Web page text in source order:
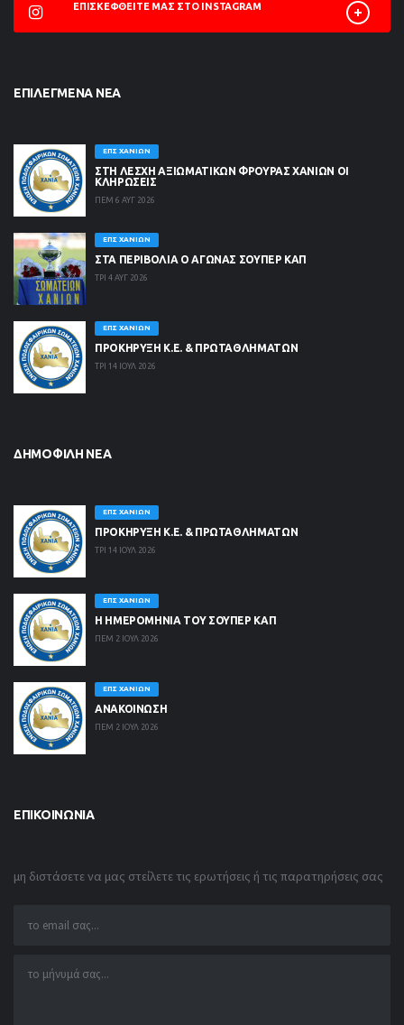
ΕΠΙΣΚΕΦΘΕΊΤΕ ΜΑΣ ΣΤΟ INSTAGRAM
ΕΠΙΛΕΓΜΈΝΑ ΝΈΑ
ΕΠΣ ΧΑΝΊΩΝ
ΣΤΗ ΛΈΣΧΗ ΑΞΙΩΜΑΤΙΚΏΝ ΦΡΟΥΡΆΣ ΧΑΝΊΩΝ ΟΙ
ΚΛΗΡΏΣΕΙΣ
ΠΕΜ 6 ΑΥΓ 2026
ΕΠΣ ΧΑΝΊΩΝ
ΣΤΑ ΠΕΡΙΒΟΛΙΑ Ο ΑΓΩΝΑΣ ΣΟΥΠΕΡ ΚΑΠ
ΤΡΙ 4 ΑΥΓ 2026
ΕΠΣ ΧΑΝΊΩΝ
ΠΡΟΚΗΡΥΞΗ Κ.Ε. & ΠΡΩΤΑΘΛΗΜΑΤΩΝ
ΤΡΙ 14 ΙΟΥΛ 2026
ΔΗΜΟΦΙΛΉ ΝΈΑ
ΕΠΣ ΧΑΝΊΩΝ
ΠΡΟΚΗΡΥΞΗ Κ.Ε. & ΠΡΩΤΑΘΛΗΜΑΤΩΝ
ΤΡΙ 14 ΙΟΥΛ 2026
ΕΠΣ ΧΑΝΊΩΝ
Η ΗΜΕΡΟΜΗΝΙΑ ΤΟΥ ΣΟΥΠΕΡ ΚΑΠ
ΠΕΜ 2 ΙΟΥΛ 2026
ΕΠΣ ΧΑΝΊΩΝ
ΑΝΑΚΟΙΝΩΣΗ
ΠΕΜ 2 ΙΟΥΛ 2026
ΕΠΙΚΟΙΝΩΝΊΑ
μη διστάσετε να μας στείλετε τις ερωτήσεις ή τις παρατηρήσεις σας